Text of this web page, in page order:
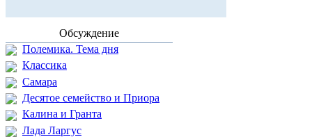
Обсуждение
Полемика. Тема дня
Классика
Самара
Десятое семейство и Приора
Калина и Гранта
Лада Ларгус